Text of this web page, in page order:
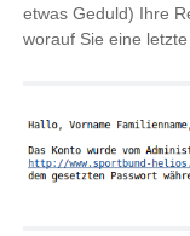
etwas Geduld) Ihre
worauf Sie eine